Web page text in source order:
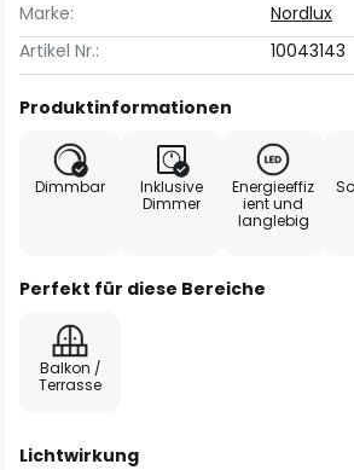
Marke:
Nordlux
Artikel Nr.:
10043143
Produktinformationen
Dimmbar
Inklusive
Dimmer
Energieeffiz
ient und
langlebig
Perfekt für diese Bereiche
Balkon /
Terrasse
Lichtwirkung